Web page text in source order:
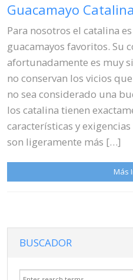
Guacamayo Catalina
Para nosotros el catalina
guacamayos favoritos. Su
afortunadamente es muy
no conservan los vicios
no sea considerado una
los catalina tienen
características y
son ligeramente más […]
Más
BUSCADOR